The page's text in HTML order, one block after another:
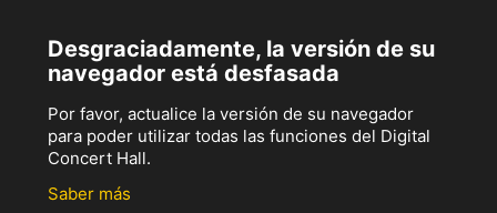
Desgraciadamente, la versión de su
navegador está desfasada
Por favor, actualice la versión de su navegador
para poder utilizar todas las funciones del Digital
Concert Hall.
Saber más